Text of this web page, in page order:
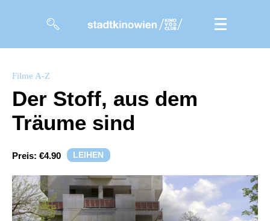
Magazin
Kuratierungen
Events
So geht’s
Filmpakete
Filme A-Z
Der Stoff, aus dem
Träume sind
Preis: €4.90 LEIHEN